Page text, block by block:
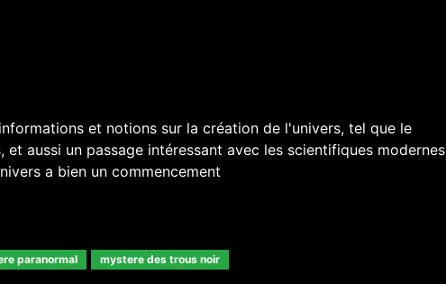
et notions sur la création de l'univers, tel que le
aussi un passage intéressant avec les scientifiques modernes
a bien un commencement
paranormal mystere des trous noir